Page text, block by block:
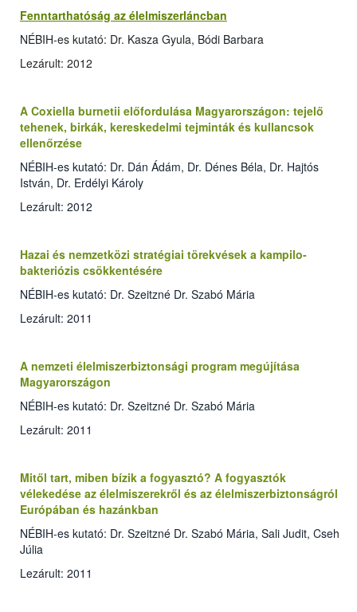
Fenntarthatóság az élelmiszerláncban
NÉBIH-es kutató: Dr. Kasza Gyula, Bódi Barbara
Lezárult: 2012
A Coxiella burnetii előfordulása Magyarországon: tejelő
tehenek, birkák, kereskedelmi tejminták és kullancsok
ellenőrzése
NÉBIH-es kutató: Dr. Dán Ádám, Dr. Dénes Béla, Dr. Hajtós
István, Dr. Erdélyi Károly
Lezárult: 2012
Hazai és nemzetközi stratégiai törekvések a kampilo­
bakteriózis csökkentésére
NÉBIH-es kutató: Dr. Szeitzné Dr. Szabó Mária
Lezárult: 2011
A nemzeti élelmiszerbiztonsági program megújítása
Magyarországon
NÉBIH-es kutató: Dr. Szeitzné Dr. Szabó Mária
Lezárult: 2011
Mitől tart, miben bízik a fogyasztó? A fogyasztók
vélekedése az élelmiszerekről és az élelmiszerbiztonságról
Európában és hazánkban
NÉBIH-es kutató: Dr. Szeitzné Dr. Szabó Mária, Sali Judit, Cseh
Júlia
Lezárult: 2011